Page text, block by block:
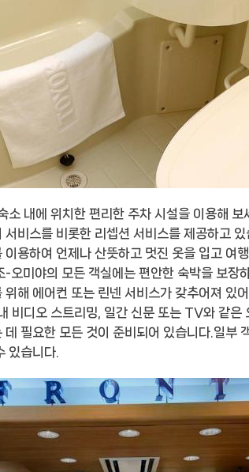
소 내에 위치한 편리한 주차 시설을 이용해
비스를 비롯한 리셉션 서비스를 제공하고
용하여 언제나 산뜻하고 멋진 옷을 입고 여
오미야의 모든 객실에는 편안한 숙박을 보장
해 에어컨 또는 린넨 서비스가 갖추어져 있
비디오 스트리밍, 일간 신문 또는 TV와 같은
필요한 모든 것이 준비되어 있습니다.일부
있습니다.